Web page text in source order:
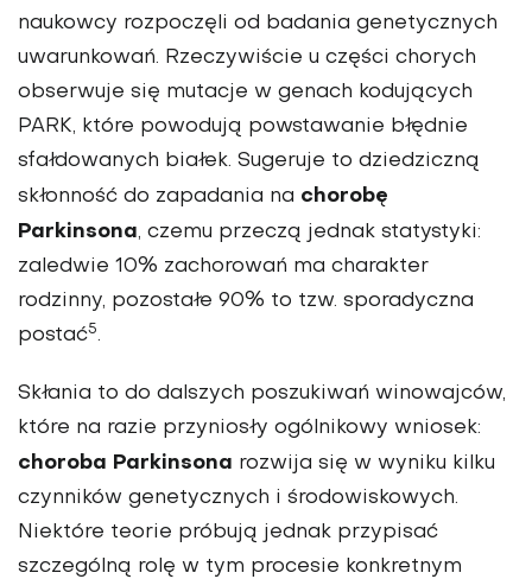
naukowcy rozpoczęli od badania genetycznych
uwarunkowań. Rzeczywiście u części chorych
obserwuje się mutacje w genach kodujących
PARK, które powodują powstawanie błędnie
sfałdowanych białek. Sugeruje to dziedziczną
skłonność do zapadania na chorobę
Parkinsona, czemu przeczą jednak statystyki:
zaledwie 10% zachorowań ma charakter
rodzinny, pozostałe 90% to tzw. sporadyczna
postać5.
Skłania to do dalszych poszukiwań winowajców,
które na razie przyniosły ogólnikowy wniosek:
choroba Parkinsona rozwija się w wyniku kilku
czynników genetycznych i środowiskowych.
Niektóre teorie próbują jednak przypisać
szczególną rolę w tym procesie konkretnym